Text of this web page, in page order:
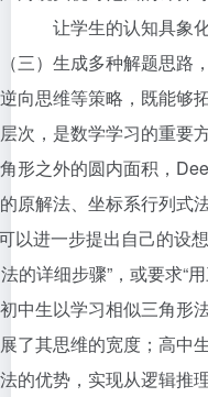
让学生的认知具象
（三）生成多种解题思路
逆向思维等策略，既能够
层次，是数学学习的重要
角形之外的圆内面积，
的原解法、坐标系行列式
以进一步提出自己的设
法的详细步骤”，或要求“
初中生以学习相似三角形
展了其思维的宽度；高中
法的优势，实现从逻辑推